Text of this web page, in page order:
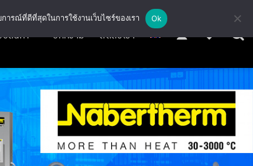
สินค้า บทความ ติดต่อเรา
รณ์ที่ดีที่สุดในการใช้งานเว็บไซร์ของเรา Ok